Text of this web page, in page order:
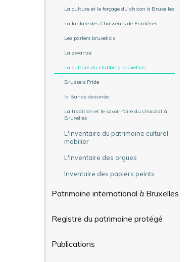
La culture et le forçage du chicon à Bruxelles
La fanfare des Chasseurs de Prinkères
Les parlers bruxellois
La zwanze
La culture du clubbing bruxellois
Brussels Pride
la Bande dessinée
La tradition et le savoir-faire du chocolat à
Bruxelles
L'inventaire du patrimoine culturel
mobilier
L'inventaire des orgues
Inventaire des papiers peints
Patrimoine international à Bruxelles
Registre du patrimoine protégé
Publications